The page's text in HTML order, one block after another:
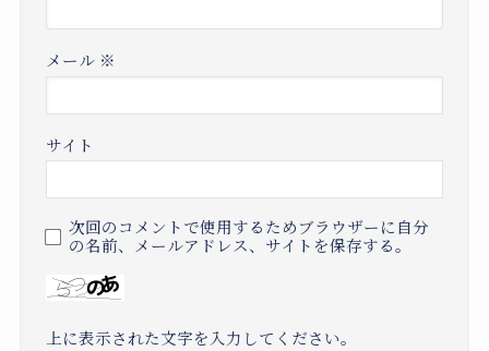
メール ※
サイト
次回のコメントで使用するためブラウザーに自分
の名前、メールアドレス、サイトを保存する。
上に表示された文字を入力してください。